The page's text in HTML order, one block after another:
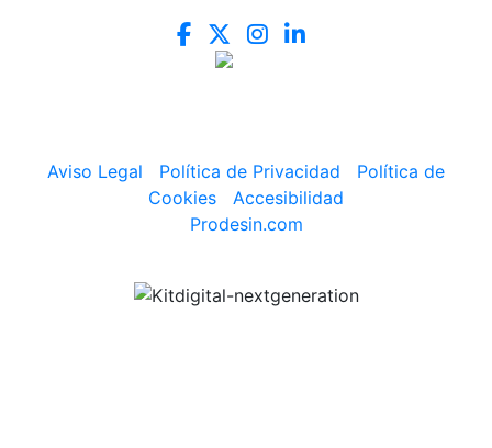
Aviso Legal Política de Privacidad
Política de
Cookies
Accesibilidad
Prodesin.com